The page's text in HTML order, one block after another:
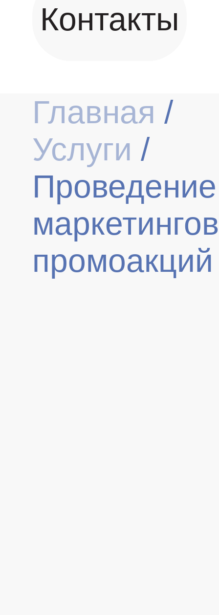
Контакты
Главная /
Услуги /
Проведение
промоакций